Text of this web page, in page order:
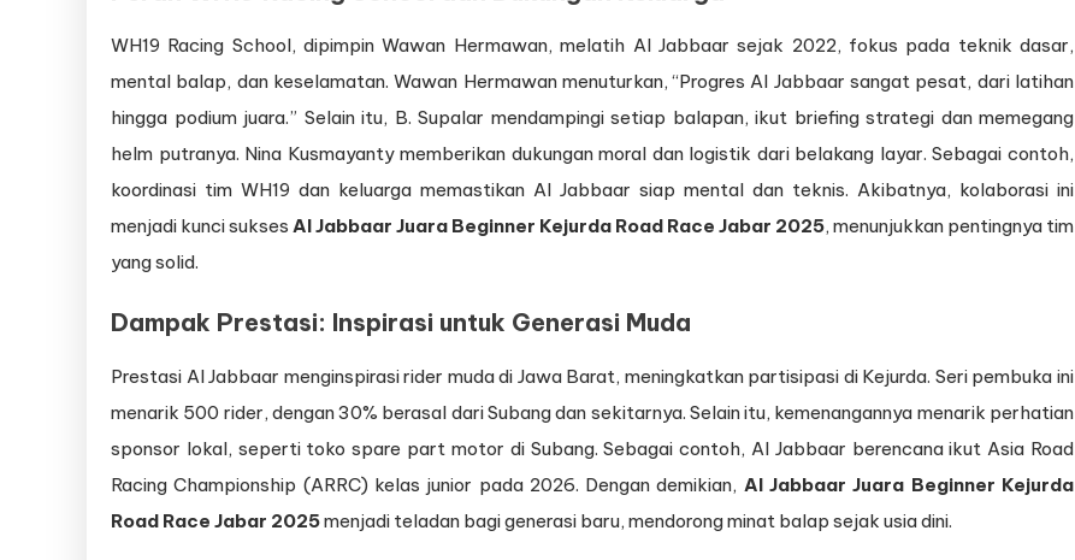
WH19 Racing School, dipimpin Wawan Hermawan, melatih Al Jabbaar sejak 2022, fokus pada teknik dasar,
mental balap, dan keselamatan. Wawan Hermawan menuturkan, “Progres Al Jabbaar sangat pesat, dari latihan
hingga podium juara.” Selain itu, B. Supalar mendampingi setiap balapan, ikut briefing strategi dan memegang
helm putranya. Nina Kusmayanty memberikan dukungan moral dan logistik dari belakang layar. Sebagai contoh,
koordinasi tim WH19 dan keluarga memastikan Al Jabbaar siap mental dan teknis. Akibatnya, kolaborasi ini
menjadi kunci sukses Al Jabbaar Juara Beginner Kejurda Road Race Jabar 2025, menunjukkan pentingnya tim
yang solid.
Dampak Prestasi: Inspirasi untuk Generasi Muda
Prestasi Al Jabbaar menginspirasi rider muda di Jawa Barat, meningkatkan partisipasi di Kejurda. Seri pembuka ini
menarik 500 rider, dengan 30% berasal dari Subang dan sekitarnya. Selain itu, kemenangannya menarik perhatian
sponsor lokal, seperti toko spare part motor di Subang. Sebagai contoh, Al Jabbaar berencana ikut Asia Road
Racing Championship (ARRC) kelas junior pada 2026. Dengan demikian, Al Jabbaar Juara Beginner Kejurda
Road Race Jabar 2025menjadi teladan bagi generasi baru, mendorong minat balap sejak usia dini.